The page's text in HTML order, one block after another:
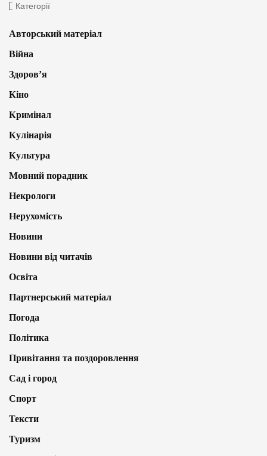
Категорії
Авторський матеріал
Війна
Здоров’я
Кіно
Кримінал
Кулінарія
Культура
Мовний порадник
Некрологи
Нерухомість
Новини
Новини від читачів
Освіта
Партнерський матеріал
Погода
Політика
Привітання та поздоровлення
Сад і город
Спорт
Тексти
Туризм